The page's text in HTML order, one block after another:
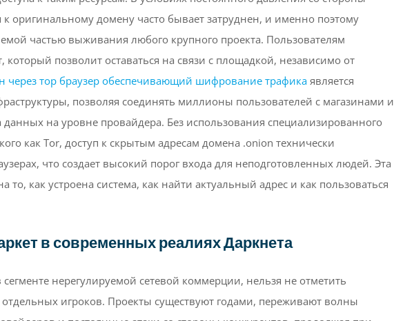
оригинальному домену часто бывает затруднен, и именно поэтому
частью выживания любого крупного проекта. Пользователям
позволит оставаться на связи с площадкой, независимо от
через тор браузер обеспечивающий шифрование трафика является
позволяя соединять миллионы пользователей с магазинами и
данных на уровне провайдера. Без использования специализированного
как Tor, доступ к скрытым адресам домена .onion технически
что создает высокий порог входа для неподготовленных людей. Эта
то, как устроена система, как найти актуальный адрес и как пользоваться
в современных реалиях Даркнета
нерегулируемой сетевой коммерции, нельзя не отметить
игроков. Проекты существуют годами, переживают волны